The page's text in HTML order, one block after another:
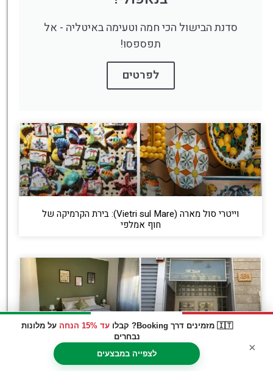
🇮🇹 מזמינים דרך Booking? קבלו עד 15% הנחה
על מלונות
נבחרים
לצפייה במבצעים
×
סדנת הבישול הכי חמה וטעימה באיטליה - אל
תפספסו!
לפרטים
וייטרי סול מארה (Vietri sul Mare): בירת הקרמיקה של
חוף אמלפי
איפה לישון בנאפולי – המדריך המלא לאזורי לינה
מומלצים